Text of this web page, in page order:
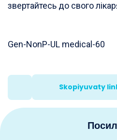
звертайтесь до свого
Gen-NonP-UL medical-60
Skopiyuvaty